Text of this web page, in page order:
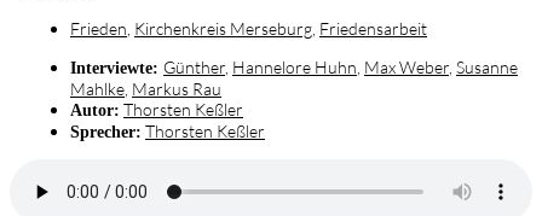
Frieden Kirchenkreis Merseburg Friedensarbeit
Interviewte: Günther Hannelore Huhn Max Weber Susanne
Mahlke Markus Rau
Autor: Thorsten Keßler
Sprecher: Thorsten Keßler